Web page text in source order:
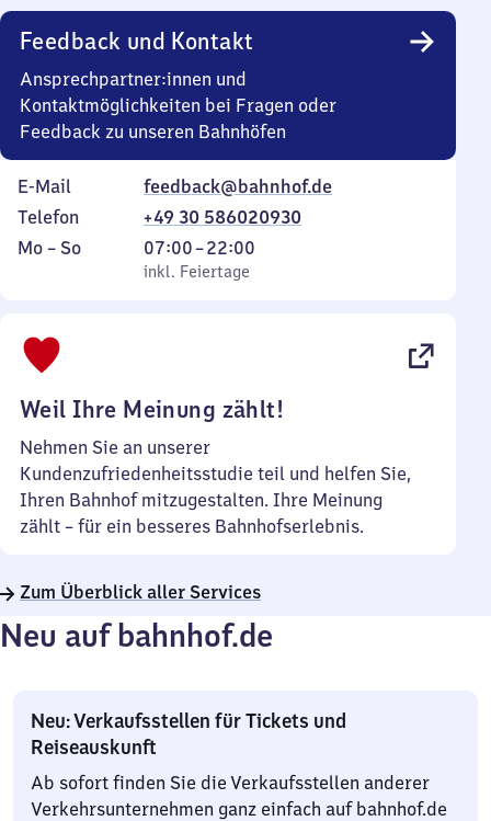
Uhr
Feedback und Kontakt
Ansprechpartner:innen und
Kontaktmöglichkeiten bei Fragen oder
Feedback zu unseren Bahnhöfen
E-Mail
feedback@bahnhof.de
Telefon
+49 30 586020930
Montag
Mo – So,
inkl. Feiertage
07:00–22:00
Von
7
inkl. Feiertage
Weil Ihre Meinung zählt!
Nehmen Sie an unserer
Kundenzufriedenheitsstudie teil und helfen Sie,
Ihren Bahnhof mitzugestalten. Ihre Meinung
zählt – für ein besseres Bahnhofserlebnis.
Zum Überblick aller Services
Neu auf bahnhof.de
Neu: Verkaufsstellen für Tickets und
Reiseauskunft
Ab sofort finden Sie die Verkaufsstellen anderer
Verkehrsunternehmen ganz einfach auf bahnhof.de